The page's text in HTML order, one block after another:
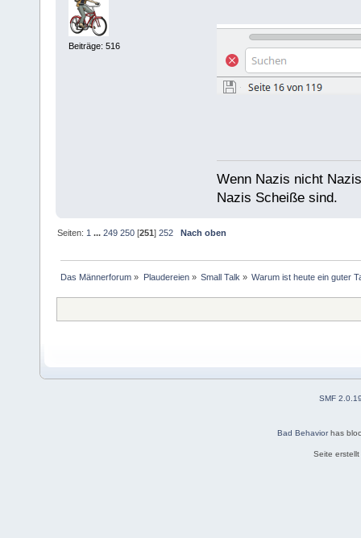
Beiträge: 516
Wenn Nazis nicht
Nazis Scheiße sind.
Seiten: 1 ...249 250 [251]252 Nach oben
Das Männerforum » Plaudereien» Small Talk » Warum ist heute ein guter
SMF
Bad Behaviorhas
Seite